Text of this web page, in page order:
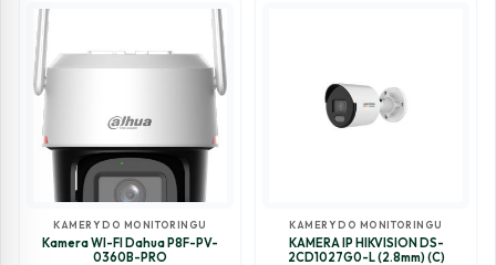
KAMERY DO MONITORINGU
Kamera WI-FI Dahua P8F-PV-
0360B-PRO
KAMERY DO MONITORINGU
KAMERA IP HIKVISION DS-
2CD1027G0-L (2.8mm) (C)